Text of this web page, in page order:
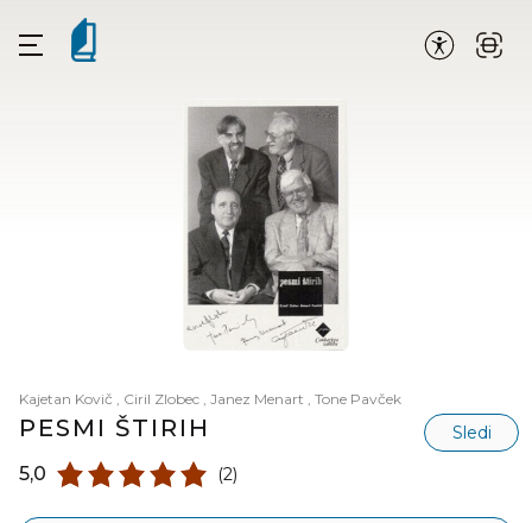
Kajetan Kovič Ciril Zlobec Janez Menart Tone Pavček
PESMI ŠTIRIH Sledi
5,0 (2)